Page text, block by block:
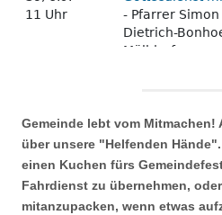
Gemeinde lebt vom Mitmachen!
über unsere "Helfenden
einen Kuchen fürs
Fahrdienst zu übernehmen,
mitanzupacken, wenn etwas